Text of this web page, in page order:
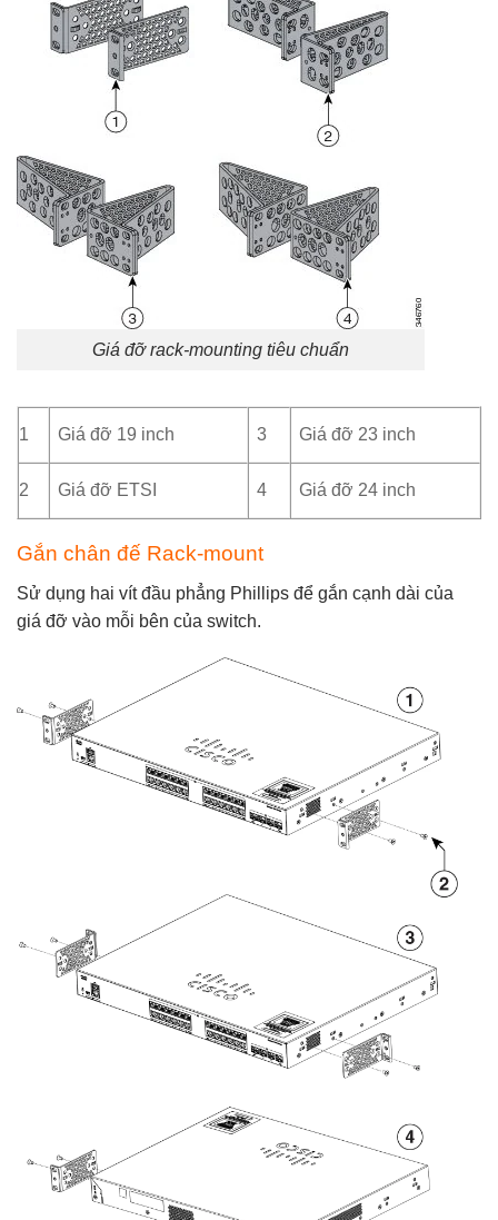
Giá đỡ rack-mounting tiêu chuẩn
1 Giá đỡ 19 inch 3 Giá đỡ 23 inch
2 Giá đỡ ETSI 4 Giá đỡ 24 inch
Gắn chân đế Rack-mount
Sử dụng hai vít đầu phẳng Phillips để gắn cạnh dài của
giá đỡ vào mỗi bên của switch.